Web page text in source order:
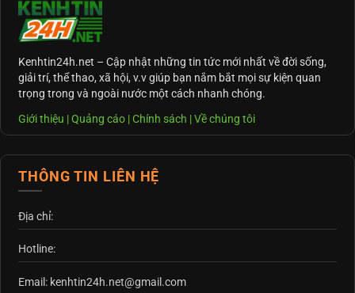
Kenhtin24h.net – Cập nhật những tin tức mới nhất về đời sống,
giải trí, thể thao, xã hội, v.v giúp bạn nắm bắt mọi sự kiện quan
trọng trong và ngoài nước một cách nhanh chóng.
Giới thiệu |Quảng cáo |Chính sách |Về chúng tôi
THÔNG TIN LIÊN HỆ
Địa chỉ:
Hotline:
Email: kenhtin24h.net@gmail.com